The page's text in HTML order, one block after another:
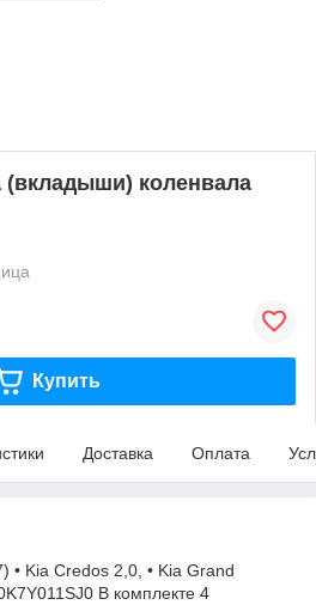
(вкладыши) коленвала
Купить
Доставка Оплата
• Kia Credos 2,0, • Kia Grand
В комплекте 4